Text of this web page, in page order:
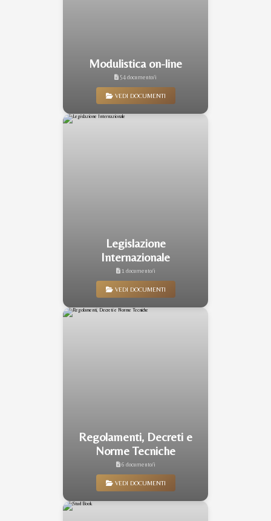
Modulistica on-line
54 documento/i
VEDI DOCUMENTI
Legislazione
Internazionale
1 documento/i
VEDI DOCUMENTI
Regolamenti, Decreti e
Norme Tecniche
6 documento/i
VEDI DOCUMENTI